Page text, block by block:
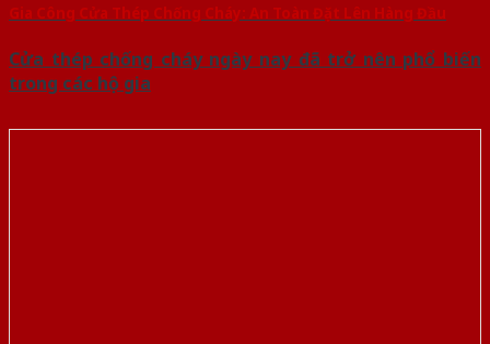
Gia Công Cửa Thép Chống Cháy: An Toàn Đặt Lên Hàng Đầu
Cửa thép chống cháy ngày nay đã trở nên phổ biến
trong các hộ gia